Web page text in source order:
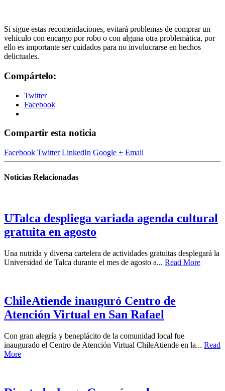
Si sigue estas recomendaciones, evitará problemas de comprar un
vehículo con encargo por robo o con alguna otra problemática, por
ello es importante ser cuidados para no involucrarse en hechos
delictuales.
Compártelo:
Twitter
Facebook
Compartir esta noticia
Facebook Twitter LinkedIn Google + Email
Noticias Relacionadas
UTalca despliega variada agenda cultural
gratuita en agosto
Una nutrida y diversa cartelera de actividades gratuitas desplegará la
Universidad de Talca durante el mes de agosto a... Read More
ChileAtiende inauguró Centro de
Atención Virtual en San Rafael
Con gran alegría y beneplácito de la comunidad local fue
inaugurado el Centro de Atención Virtual ChileAtiende en la... Read
More